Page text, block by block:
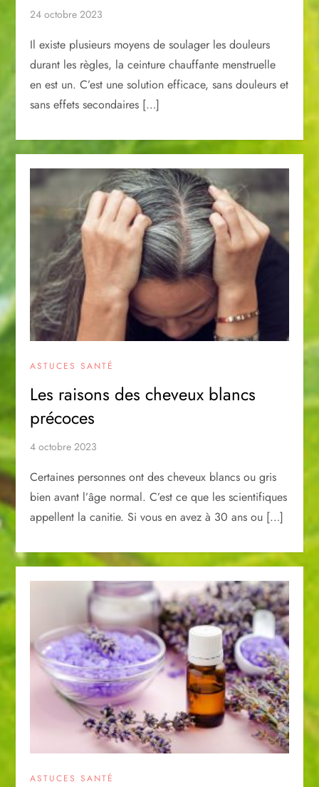
24 octobre 2023
Il existe plusieurs moyens de soulager les douleurs
durant les règles, la ceinture chauffante menstruelle
en est un. C’est une solution efficace, sans douleurs et
sans effets secondaires […]
ASTUCES SANTÉ
Les raisons des cheveux blancs
précoces
4 octobre 2023
Certaines personnes ont des cheveux blancs ou gris
bien avant l’âge normal. C’est ce que les scientifiques
appellent la canitie. Si vous en avez à 30 ans ou […]
ASTUCES SANTÉ